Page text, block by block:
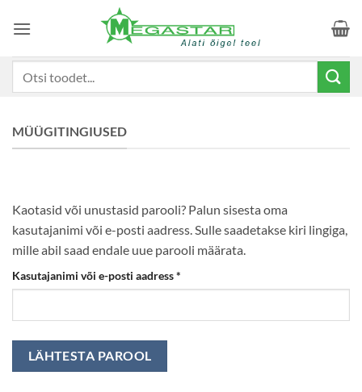
MÜÜGITINGIUSED
Kaotasid või unustasid parooli? Palun sisesta oma
kasutajanimi või e-posti aadress. Sulle saadetakse kiri lingiga,
mille abil saad endale uue parooli määrata.
Kasutajanimi või e-posti aadress*
LÄHTESTA PAROOL